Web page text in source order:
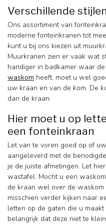
Verschillende
Ons assortiment van
moderne fonteinkranen tot
kunt u bij ons kiezen uit
Muurkranen zien er vaak wat
handiger in badkamer waar
waskom heeft, moet u wel
uw kraan en van de kom. De
dan de kraan.
Hier moet u op
een fonteinkraan
Let van te voren goed op of
aangeleverd met de
je de juiste afmetingen. Let
wastafel. Mocht u een
de kraan wel over de
misschien verder kijken naar
letten op de gaten die u
belangrijk dat deze niet te